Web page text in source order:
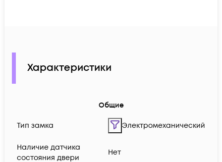
Характеристики
Общие
Тип замка Электромеханический
Наличие датчика
состояния двери
Нет